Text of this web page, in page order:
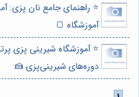
⭐️ راهنمای جامع نان پزی:
آموزشگاه 🍞
⭐️ آموزشگاه شیرینی پزی
دوره‌های شیرینی‌پزی 🍰